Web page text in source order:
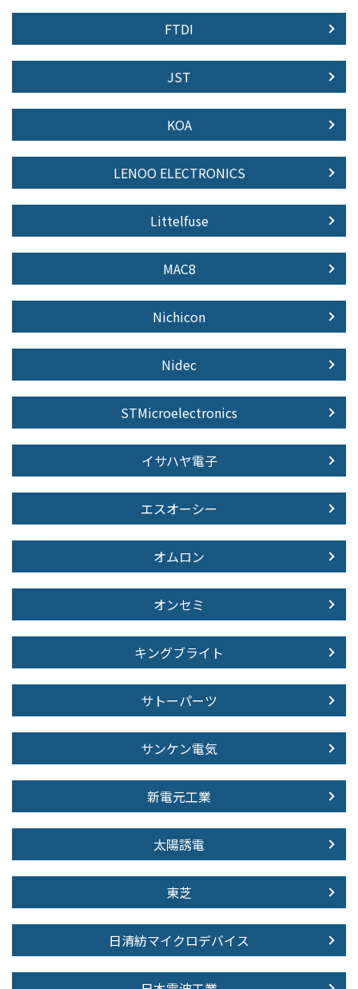
FTDI
JST
KOA
LENOO ELECTRONICS
Littelfuse
MAC8
Nichicon
Nidec
STMicroelectronics
イサハヤ電子
エスオーシー
オムロン
オンセミ
キングブライト
サトーパーツ
サンケン電気
新電元工業
太陽誘電
東芝
日清紡マイクロデバイス